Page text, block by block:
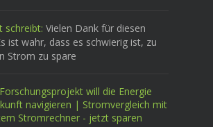
schreibt: Vielen Dank für diesen
ist wahr, dass es schwierig ist, zu
Strom zu spare
will die Energie
navigieren | Stromvergleich mit
Stromrechner - jetzt sparen